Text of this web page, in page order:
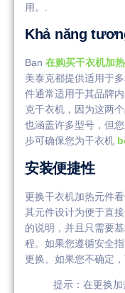
用。.
Khả năng
Bạn 在购买干衣机加
美泰克都提供适用于
件通常适用于其品牌
克干衣机，因为这两
也涵盖许多型号，但
步可确保您为干衣机
安装便捷性
更换干衣机加热元件
其元件设计为便于直
的说明，并且只需要
程。如果您遵循安全
更换。如果您不确定
提示：在更换